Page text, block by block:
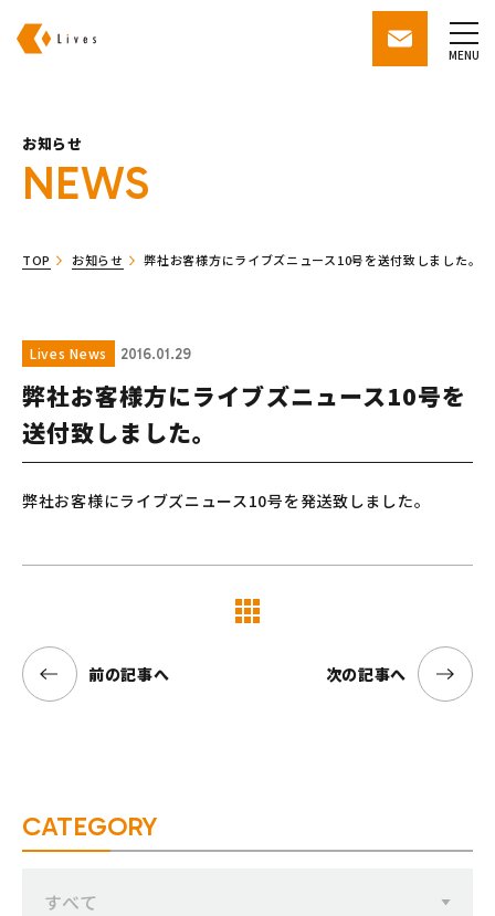
contactMENU
お知らせ
NEWS
TOP お知らせ 弊社お客様方にライブズニュース10号を送付致しました。
Lives News 2016.01.29
弊社お客様方にライブズニュース10号を
送付致しました。
弊社お客様にライブズニュース10号を発送致しました。
前の記事へ 次の記事へ
CATEGORY
すべて